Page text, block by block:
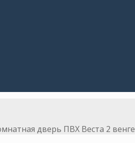
дверь ПВХ Веста 2 венге